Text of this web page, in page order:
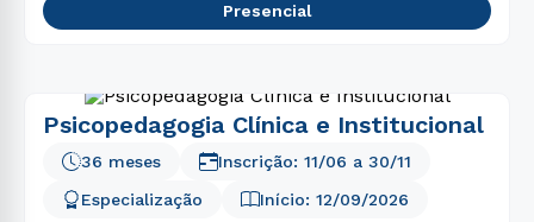
Presencial
Psicopedagogia Clínica e Institucional
Especialização Início: 12/09/2026
36 meses Inscrição: 11/06 a 30/11